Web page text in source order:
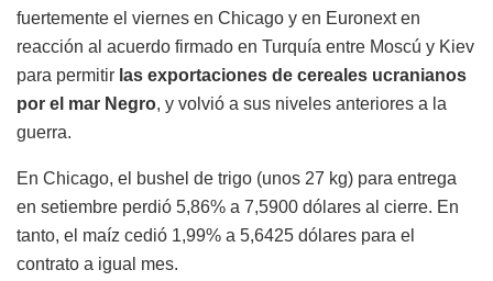
fuertemente el viernes en Chicago y en Euronext en
reacción al acuerdo firmado en Turquía entre Moscú y Kiev
para permitir las exportaciones de cereales ucranianos
por el mar Negro, y volvió a sus niveles anteriores a la
guerra.
En Chicago, el bushel de trigo (unos 27 kg) para entrega
en setiembre perdió 5,86% a 7,5900 dólares al cierre. En
tanto, el maíz cedió 1,99% a 5,6425 dólares para el
contrato a igual mes.